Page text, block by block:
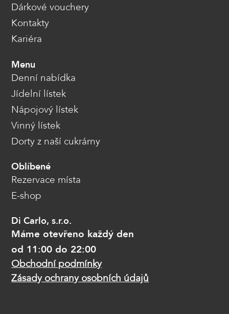
Dárkové vouchery
Kontakty
Kariéra
Menu
Denní nabídka
Jídelní lístek
Nápojový lístek
Vinný lístek
Dorty z naší cukrárny
Oblíbené
Rezervace místa
E-shop
Di Carlo, s.r.o.
Máme otevřeno každý den
od 11:00 do 22:00
Obchodní podmínky
Zásady ochrany osobních údajů